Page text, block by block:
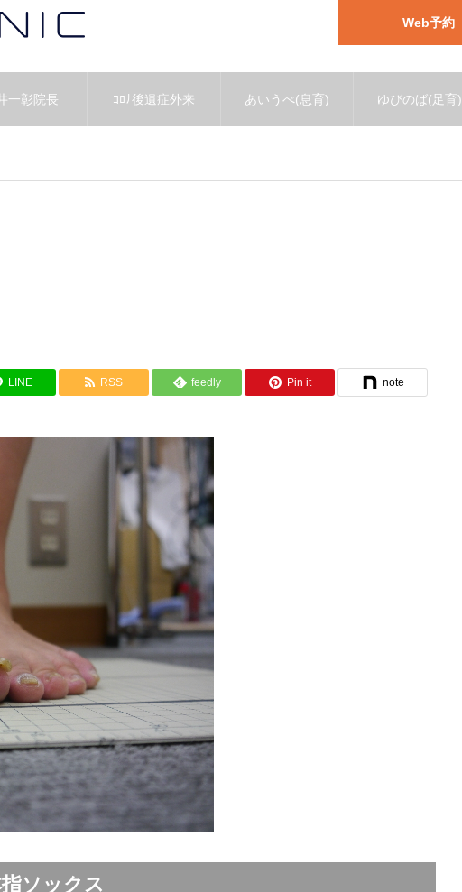
Web予約
一彰院長 ｺﾛﾅ後遺症外来 あいうべ(息育) ゆびのば(足育)
LINE RSS feedly Pin it note
ソックス